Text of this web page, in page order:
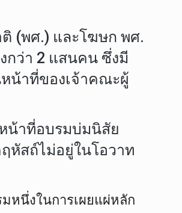
(พศ.) และโฆษก พศ.
กว่า 2 แสนคน ซึ่งมี
น้าที่ของเจ้าคณะผู้
น้าที่อบรมบ่มนิสัย
หัสถ์ไม่อยู่ในโอวาท
หนึ่งในการเผยแผ่หลัก